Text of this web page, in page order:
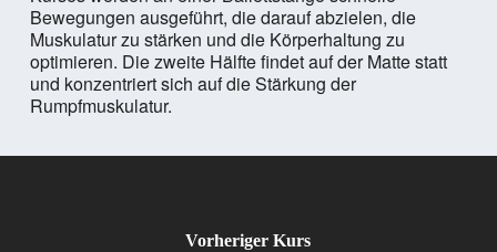
Bewegungen ausgeführt, die darauf abzielen, die
Muskulatur zu stärken und die Körperhaltung zu
optimieren. Die zweite Hälfte findet auf der Matte statt
und konzentriert sich auf die Stärkung der
Rumpfmuskulatur.
Vorheriger Kurs